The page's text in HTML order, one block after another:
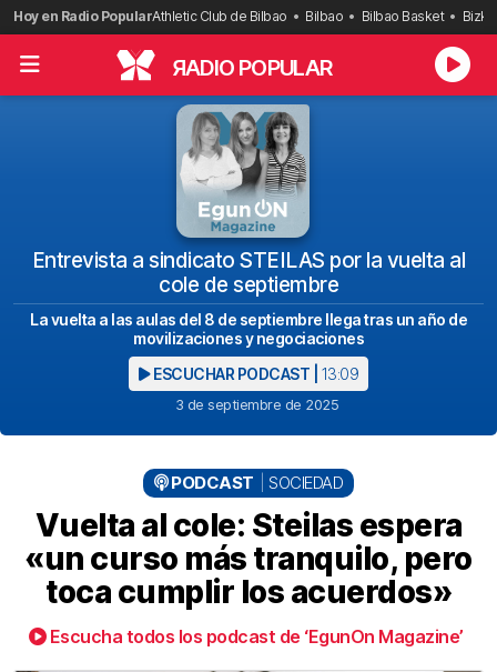
Saltar
al
contenido
Hoy en Radio PopularAthletic Club de Bilbao Bilbao Bilbao Basket
RADIO POPULAR
Entrevista a sindicato STEILAS por la vuelta al
cole de septiembre
La vuelta a las aulas del 8 de septiembre llega tras un año de
movilizaciones y negociaciones
ESCUCHAR PODCAST | 13:09
3 de septiembre de 2025
PODCAST SOCIEDAD
Vuelta al cole: Steilas espera
«un curso más tranquilo, pero
toca cumplir los acuerdos»
Escucha todos los podcast de ‘EgunOn Magazine’